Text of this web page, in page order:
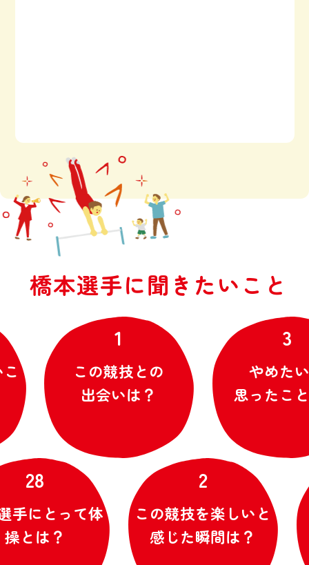
橋本選手に聞 き たい こ と
とって体
は？​
この競技との
出会いは？
この競技を楽しいと
感じた瞬間は？
やめたいと
思ったことは